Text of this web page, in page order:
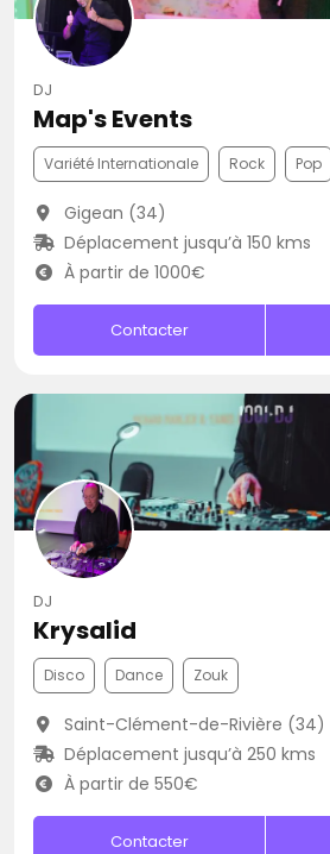
DJ
Map's Events
Variété Internationale Rock Pop
Gigean (34)
Déplacement jusqu’à 150 kms
À partir de 1000€
Contacter
DJ
Krysalid
Disco Dance Zouk
Saint-Clément-de-Rivière (34)
Déplacement jusqu’à 250 kms
À partir de 550€
Contacter